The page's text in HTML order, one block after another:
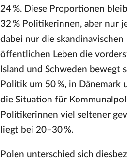
24 %. Diese Proportionen
32 % Politikerinnen, aber nur
dabei nur die
öffentlichen Leben die
Island und Schweden
Politik um 50 %, in Dänemark
die Situation für
Politikerinnen viel seltener
liegt bei 20–30 %.
Polen unterschied sich